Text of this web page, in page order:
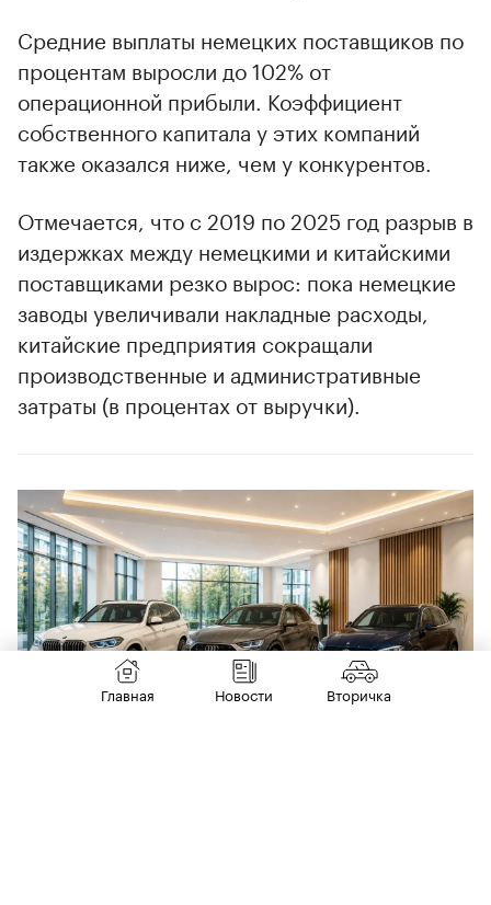
Средние выплаты немецких поставщиков по
процентам выросли до 102% от
операционной прибыли. Коэффициент
собственного капитала у этих компаний
также оказался ниже, чем у конкурентов.
Отмечается, что с 2019 по 2025 год разрыв в
издержках между немецкими и китайскими
поставщиками резко вырос: пока немецкие
заводы увеличивали накладные расходы,
китайские предприятия сокращали
производственные и административные
затраты (в процентах от выручки).
Главная Новости Вторичка